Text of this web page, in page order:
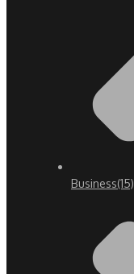
Business(15)